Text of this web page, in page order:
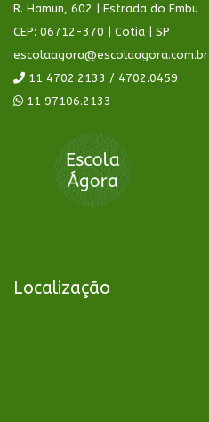
R. Hamun, 602 | Estrada do Embu
CEP: 06712-370 | Cotia | SP
escolaagora@escolaagora.com.br
11 4702.2133 / 4702.0459
11 97106.2133
Localização